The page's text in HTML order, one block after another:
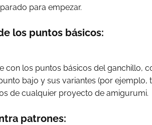
para empezar.
los puntos básicos:
con los puntos básicos del ganchillo,
bajo y sus variantes (por ejemplo,
de cualquier proyecto de amigurumi.
patrones: